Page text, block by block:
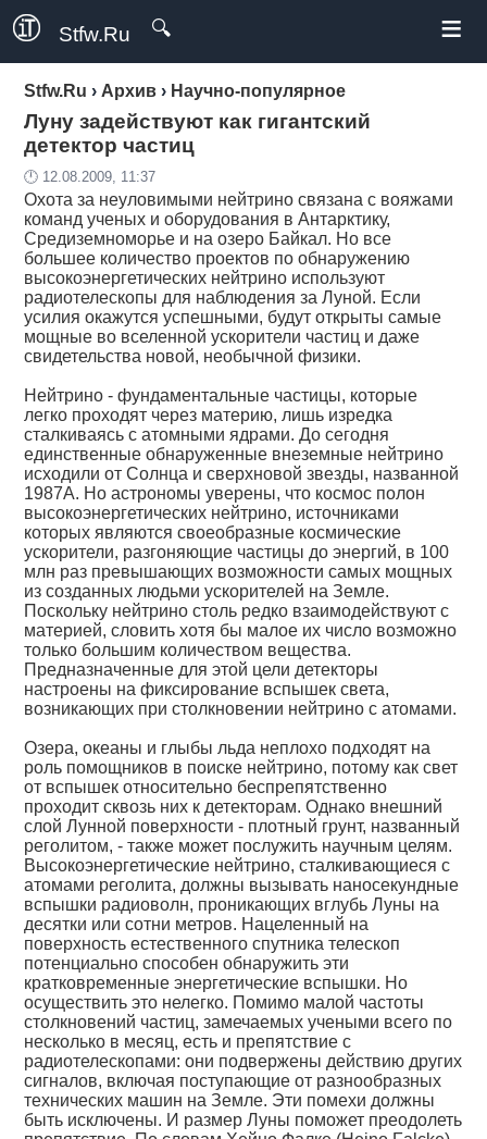
Stfw.Ru 🔍 ≡
Stfw.Ru › Архив › Научно-популярное
Луну задействуют как гигантский
детектор частиц
🕛 12.08.2009, 11:37
Охота за неуловимыми нейтрино связана с вояжами
команд ученых и оборудования в Антарктику,
Средиземноморье и на озеро Байкал. Но все
большее количество проектов по обнаружению
высокоэнергетических нейтрино используют
радиотелескопы для наблюдения за Луной. Если
усилия окажутся успешными, будут открыты самые
мощные во вселенной ускорители частиц и даже
свидетельства новой, необычной физики.
Нейтрино - фундаментальные частицы, которые
легко проходят через материю, лишь изредка
сталкиваясь с атомными ядрами. До сегодня
единственные обнаруженные внеземные нейтрино
исходили от Солнца и сверхновой звезды, названной
1987A. Но астрономы уверены, что космос полон
высокоэнергетических нейтрино, источниками
которых являются своеобразные космические
ускорители, разгоняющие частицы до энергий, в 100
млн раз превышающих возможности самых мощных
из созданных людьми ускорителей на Земле.
Поскольку нейтрино столь редко взаимодействуют с
материей, словить хотя бы малое их число возможно
только большим количеством вещества.
Предназначенные для этой цели детекторы
настроены на фиксирование вспышек света,
возникающих при столкновении нейтрино с атомами.
Озера, океаны и глыбы льда неплохо подходят на
роль помощников в поиске нейтрино, потому как свет
от вспышек относительно беспрепятственно
проходит сквозь них к детекторам. Однако внешний
слой Лунной поверхности - плотный грунт, названный
реголитом, - также может послужить научным целям.
Высокоэнергетические нейтрино, сталкивающиеся с
атомами реголита, должны вызывать наносекундные
вспышки радиоволн, проникающих вглубь Луны на
десятки или сотни метров. Нацеленный на
поверхность естественного спутника телескоп
потенциально способен обнаружить эти
кратковременные энергетические вспышки. Но
осуществить это нелегко. Помимо малой частоты
столкновений частиц, замечаемых учеными всего по
несколько в месяц, есть и препятствие с
радиотелескопами: они подвержены действию других
сигналов, включая поступающие от разнообразных
технических машин на Земле. Эти помехи должны
быть исключены. И размер Луны поможет преодолеть